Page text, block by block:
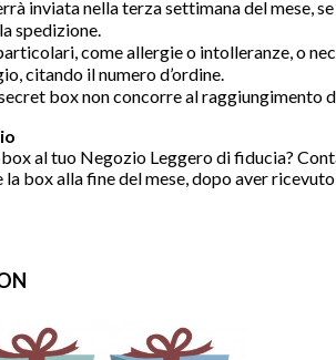
inviata nella terza settimana del
spedizione.
come allergie o intolleranze, o
citando il numero d’ordine.
box non concorre al raggiungimento
al tuo Negozio Leggero di fiducia?
la box alla fine del mese, dopo aver